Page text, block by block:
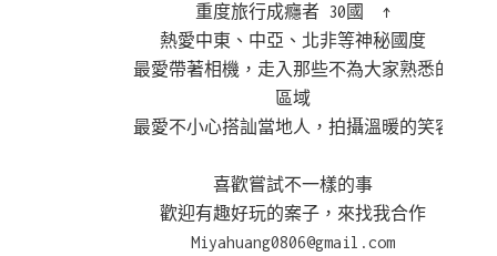
重度旅行成癮者 30國 ↑
熱愛中東、中亞、北非等神秘國度
最愛帶著相機，走入那些不為大家熟悉的
區域
最愛不小心搭訕當地人，拍攝溫暖的笑容
喜歡嘗試不一樣的事
歡迎有趣好玩的案子，來找我合作
Miyahuang0806@gmail.com